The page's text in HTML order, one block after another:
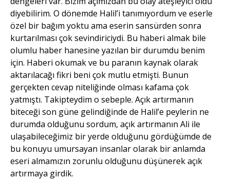
diyebilirim. O dönemde Halil’i tanımıyordum ve eserle
özel bir bağım yoktu ama eserin sansürden sonra
kurtarılması çok sevindiriciydi. Bu haberi almak bile
olumlu haber hanesine yazılan bir durumdu benim
için. Haberi okumak ve bu paranın kaynak olarak
aktarılacağı fikri beni çok mutlu etmişti. Bunun
gerçekten cevap niteliğinde olması kafama çok
yatmıştı. Takipteydim o sebeple. Açık artırmanın
biteceği son güne gelindiğinde de Halil’e peylerin ne
durumda olduğunu sordum, açık artırmanın Ali ile
ulaşabileceğimiz bir yerde olduğunu gördüğümde de
bu konuyu umursayan insanlar olarak bir anlamda
eseri almamızın zorunlu olduğunu düşünerek açık
artırmaya girdik.